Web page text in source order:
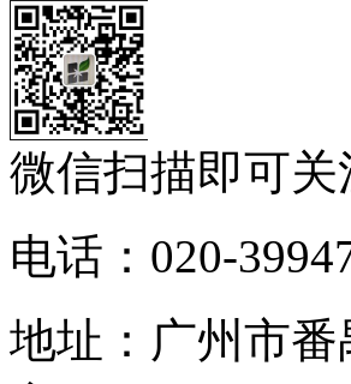
微信扫描即可
电话：020-
地址：广州市